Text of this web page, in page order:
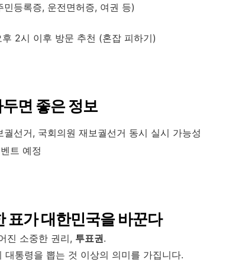
민등록증, 운전면허증, 여권 등)
2시 이후 방문 추천 (혼잡 피하기)
면 좋은 정보
궐선거, 국회의원 재보궐선거 동시 실시 가능성
트 예정
표가 대한민국을 바꾼다
진 소중한 권리, 투표권.
통령을 뽑는 것 이상의 의미를 가집니다.